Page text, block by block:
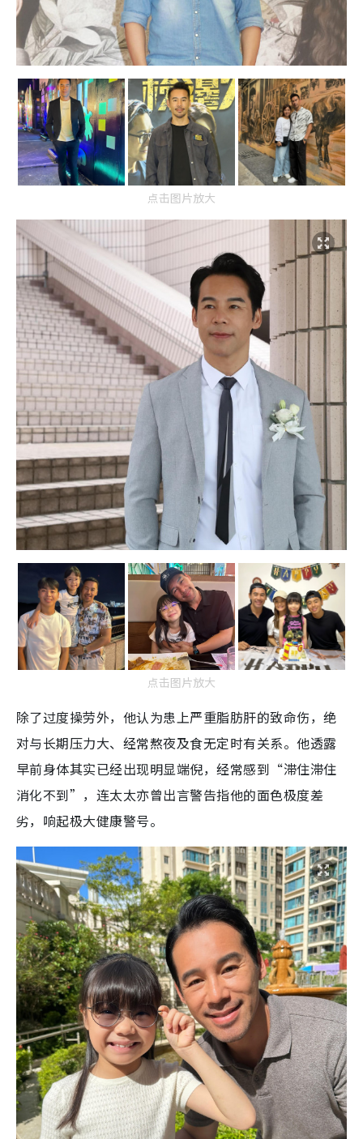
点击图片放大
点击图片放大
除了过度操劳外，他认为患上严重脂肪肝的致命伤，绝
对与长期压力大、经常熬夜及食无定时有关系。他透露
早前身体其实已经出现明显端倪，经常感到“滞住滞住
消化不到”，连太太亦曾出言警告指他的面色极度差
劣，响起极大健康警号。